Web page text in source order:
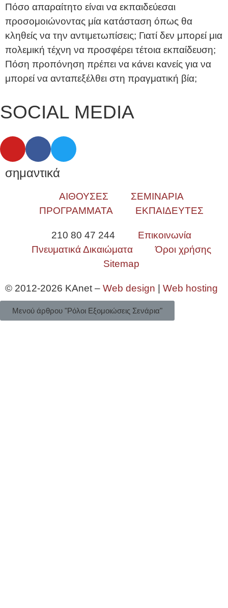
Πόσο απαραίτητο είναι να εκπαιδεύεσαι
προσομοιώνοντας μία κατάσταση όπως θα
κληθείς να την αντιμετωπίσεις; Γιατί δεν μπορεί μια
πολεμική τέχνη να προσφέρει τέτοια εκπαίδευση;
Πόση προπόνηση πρέπει να κάνει κανείς για να
μπορεί να ανταπεξέλθει στη πραγματική βία;
SOCIAL MEDIA
σημαντικά
ΑΙΘΟΥΣΕΣ
ΣΕΜΙΝΑΡΙΑ
ΠΡΟΓΡΑΜΜΑΤΑ
ΕΚΠΑΙΔΕΥΤΕΣ
210 80 47 244
Επικοινωνία
Πνευματικά Δικαιώματα
Όροι χρήσης
Sitemap
© 2012-2026 KAnet – Web design Web hosting
Μενού άρθρου "Ρόλοι Εξομοιώσεις Σενάρια"